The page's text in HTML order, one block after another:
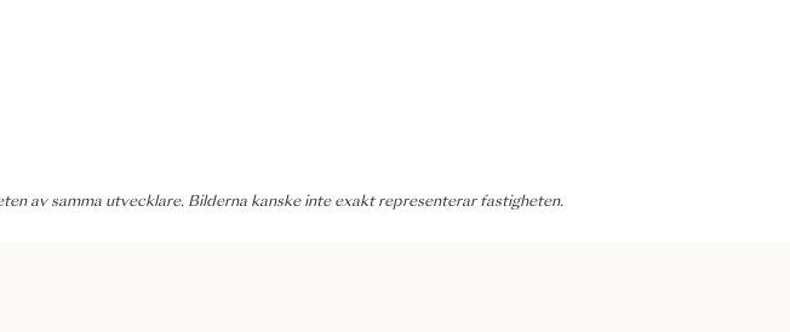
av samma utvecklare. Bilderna kanske inte exakt representerar fastigheten.